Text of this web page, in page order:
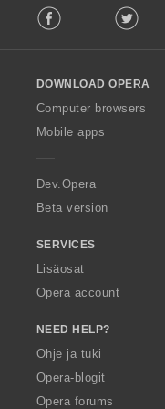
o
w
O
p
a
Facebook Twitter
DOWNLOAD OPERA
Computer browsers
Mobile apps
Dev.Opera
Beta version
SERVICES
Lisäosat
Opera account
NEED HELP?
Ohje ja tuki
Opera-blogit
Opera forums